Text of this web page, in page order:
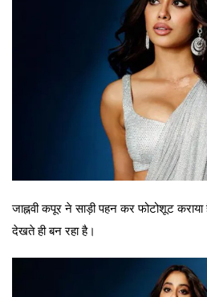
जाह्नवी कपूर ने साड़ी पहन कर फोटोशूट
देखते ही बन रहा है।